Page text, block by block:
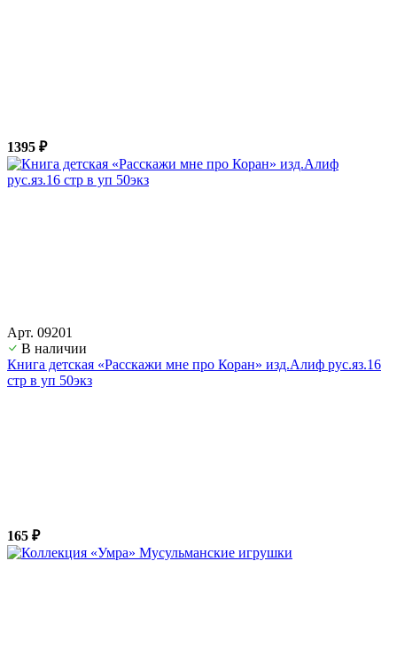
1395 ₽
Арт. 09201
В наличии
Книга детская «Расскажи мне про Коран» изд.Алиф рус.яз.16
стр в уп 50экз
165 ₽